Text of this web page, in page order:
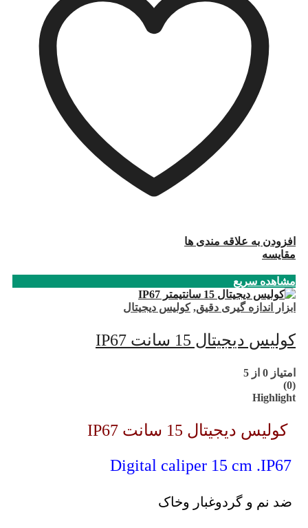
افزودن به علاقه مندی ها
مقایسه
مشاهده سریع
ابزار اندازه گیری دقیق,کولیس دیجیتال
کولیس دیجیتال 15 سانت IP67
امتیاز 0 از 5
(0)
Highlight
کولیس دیجیتال 15 سانت IP67
ضد نم و گردوغبار وخاک